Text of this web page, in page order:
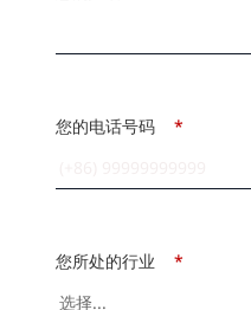
*
您的电话号码
*
您所处的行业